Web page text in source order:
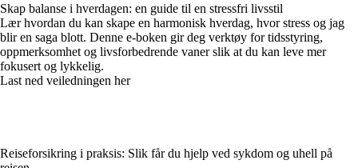
Skap balanse i hverdagen: en guide til en stressfri livsstil
Lær hvordan du kan skape en harmonisk hverdag, hvor stress og jag
blir en saga blott. Denne e-boken gir deg verktøy for tidsstyring,
oppmerksomhet og livsforbedrende vaner slik at du kan leve mer
fokusert og lykkelig.
Last ned veiledningen her
Reiseforsikring i praksis: Slik får du hjelp ved sykdom og uhell på